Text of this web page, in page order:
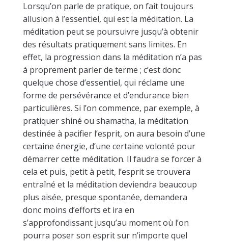
Lorsqu’on parle de pratique, on fait toujours
allusion à l’essentiel, qui est la méditation. La
méditation peut se poursuivre jusqu’à obtenir
des résultats pratiquement sans limites. En
effet, la progression dans la méditation n’a pas
à proprement parler de terme ; c’est donc
quelque chose d’essentiel, qui réclame une
forme de persévérance et d’endurance bien
particulières. Si l’on commence, par exemple, à
pratiquer shiné ou shamatha, la méditation
destinée à pacifier l’esprit, on aura besoin d’une
certaine énergie, d’une certaine volonté pour
démarrer cette méditation. Il faudra se forcer à
cela et puis, petit à petit, l’esprit se trouvera
entraîné et la méditation deviendra beaucoup
plus aisée, presque spontanée, demandera
donc moins d’efforts et ira en
s’approfondissant jusqu’au moment où l’on
pourra poser son esprit sur n’importe quel